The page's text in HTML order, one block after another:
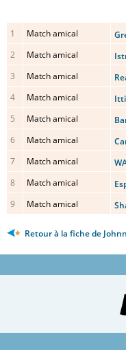
1 Match amical
2
Match amical
3
Match amical
4
Match amical
5
Match amical
6
Match amical
7
Match amical
8
Match amical
9
Match amical
Retour à la fiche de